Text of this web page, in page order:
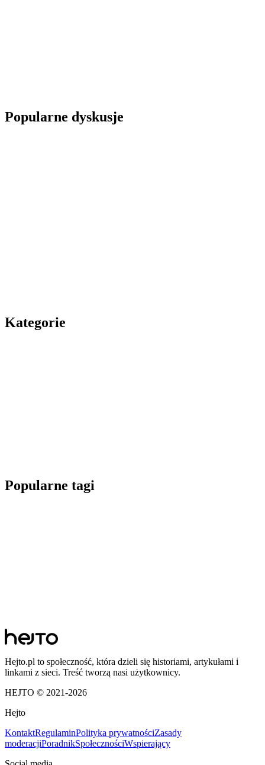
Popularne dyskusje
Kategorie
Popularne tagi
Hejto.pl to społeczność, która dzieli się historiami, artykułami i
linkami z sieci. Treść tworzą nasi użytkownicy.
HEJTO © 2021-2026
Hejto
KontaktRegulaminPolityka prywatnościZasady
moderacjiPoradnikSpołecznościWspierający